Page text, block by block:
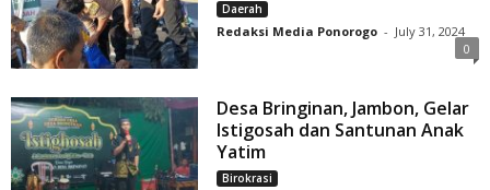
Daerah
Redaksi Media Ponorogo - July 31, 2024
0
Desa Bringinan, Jambon, Gelar
Istigosah dan Santunan Anak
Yatim
Birokrasi